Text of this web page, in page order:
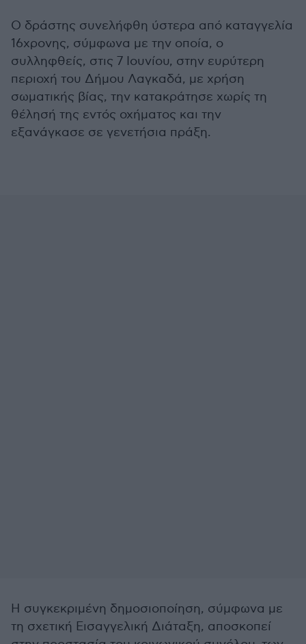
Ο δράστης συνελήφθη ύστερα από καταγγελία
16χρονης, σύμφωνα με την οποία, ο
συλληφθείς, στις 7 Ιουνίου, στην ευρύτερη
περιοχή του Δήμου Λαγκαδά, με χρήση
σωματικής βίας, την κατακράτησε χωρίς τη
θέλησή της εντός οχήματος και την
εξανάγκασε σε γενετήσια πράξη.
Η συγκεκριμένη δημοσιοποίηση, σύμφωνα με
τη σχετική Εισαγγελική Διάταξη, αποσκοπεί